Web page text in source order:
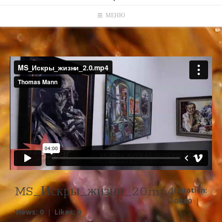
МЕНЮ
MS_Искры_жизни_2.0.mp4Duration:
04:00|
Views: 0 | Likes: 0